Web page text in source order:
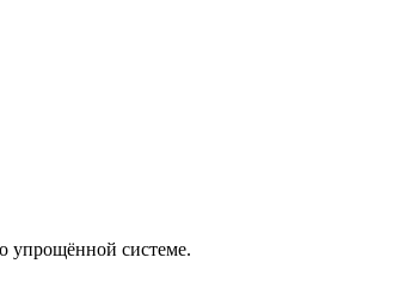
упрощённой системе.